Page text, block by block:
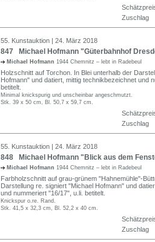
Zuschlag
55. Kunstauktion | 24. März 2018
847 Michael Hofmann "Güterbahnhof
Michael Hofmann 1944 Chemnitz – lebt in Radebeul
Holzschnitt auf Torchon. In Blei unterhalb der
Hofmann" und datiert, mittig technikbezeichnet und
betitelt.
Minimal knickspurig und unscheinbar angeschmutzt.
Stk. 39 x 50 cm, Bl. 50,7 x 59,7 cm.
Zuschlag
55. Kunstauktion | 24. März 2018
848 Michael Hofmann "Blick aus dem
Michael Hofmann 1944 Chemnitz – lebt in Radebeul
Farbholzschnitt auf grau-grünem "Hahnemühle"-
Darstellung re. signiert "Michael Hofmann" und
und nummeriert "16/17", u.li. betitelt.
Knickspur o.re. Rand.
Stk. 41,5 x 32,3 cm, Bl. 52,2 x 40 cm.
Zuschlag